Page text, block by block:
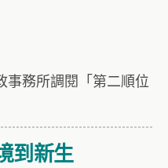
事務所調閱「第二順位
到新生